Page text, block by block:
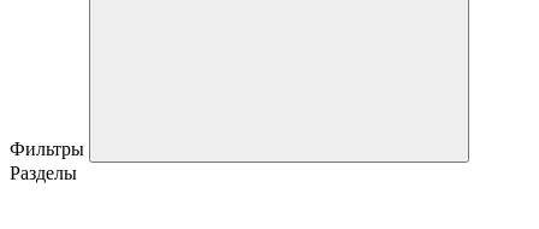
Фильтры
Разделы